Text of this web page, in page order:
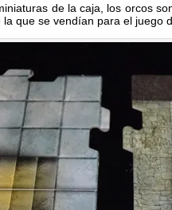
de la caja, los orcos
que se vendían para el juego